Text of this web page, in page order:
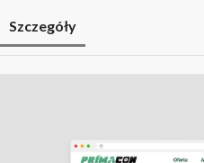
Szczegóły